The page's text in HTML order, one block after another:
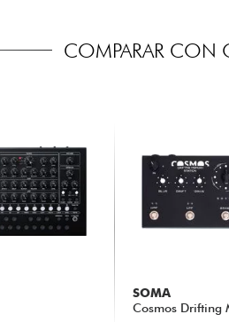
COMPARAR CON
SOMA
Cosmos Drifting